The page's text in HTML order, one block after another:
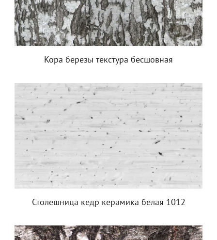
Кора березы текстура бесшовная
Столешница кедр керамика белая 1012